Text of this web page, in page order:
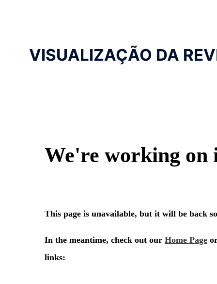
VISUALIZAÇÃO DA